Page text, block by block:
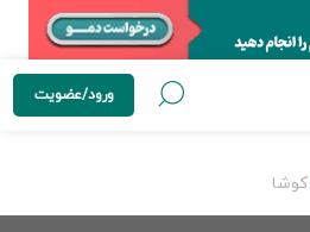
ورود/عضویت
کوشا